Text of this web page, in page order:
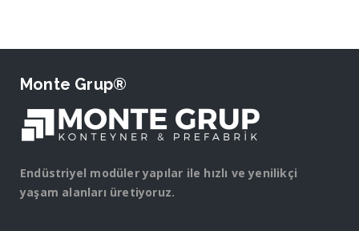
Monte Grup®
Endüstriyel modüler yapılar ile hızlı ve yenilikçi
yaşam alanları üretiyoruz.